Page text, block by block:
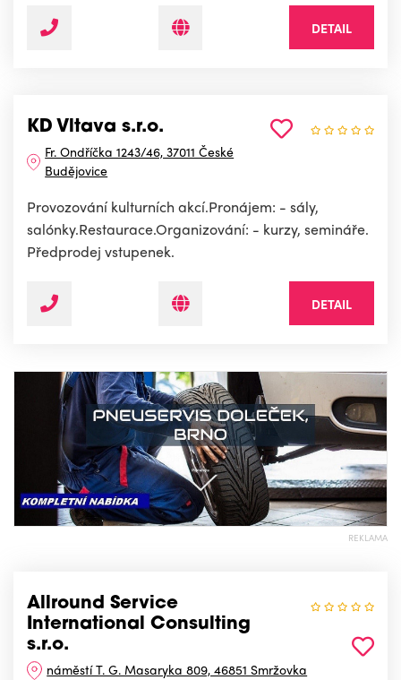
DETAIL
KD Vltava s.r.o.
Fr. Ondříčka 1243/46, 37011 České
Budějovice
Provozování kulturních akcí.Pronájem: - sály,
salónky.Restaurace.Organizování: - kurzy, semináře.
Předprodej vstupenek.
DETAIL
REKLAMA
Allround Service
International Consulting
s.r.o.
náměstí T. G. Masaryka 809, 46851 Smržovka